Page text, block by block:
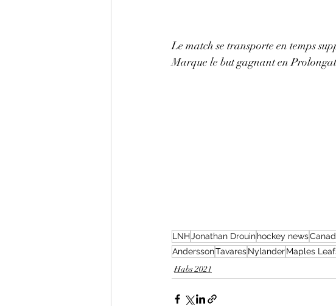
Le match se transporte en temps
Marque le but gagnant en
LNHJonathan Drouinhockey news
AnderssonTavaresNylanderMaples
Habs 2021